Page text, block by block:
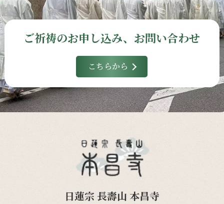
ご祈祷のお申し込み、お問い合わせ
こちらから
日蓮宗 長壽山 本昌寺